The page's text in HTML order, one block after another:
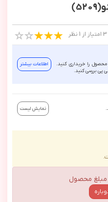
3 امتیاز از 1 نظر
را خریداری کنید.
پی بررسی کنید.
اطلاعات بیشتر
نمایش لیست
مبلغ محصول